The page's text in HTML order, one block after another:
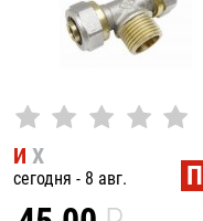
И Х
сегодня - 8 авг. П